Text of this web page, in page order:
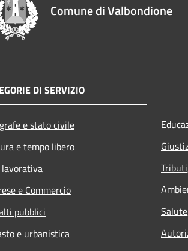
Comune di Valbondione
DI SERVIZIO
e stato civile
e tempo libero
e Commercio
pubblici
e urbanistica